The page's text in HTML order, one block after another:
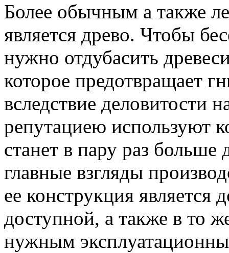
Более обычным а также
является древо. Чтобы
нужно отдубасить
которое предотвращает
вследствие деловитости
репутациею используют
станет в пару раз
главные взгляды
ее конструкция является
доступной, а также в то
нужным